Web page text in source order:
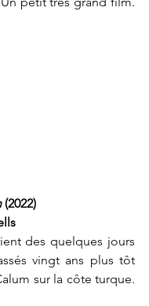
(2022)
des quelques jours
vingt ans plus tôt